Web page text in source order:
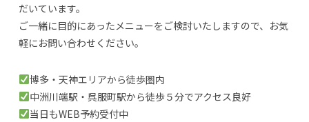
だいています。
ご一緒に目的にあったメニューをご検討いたしますので、お気
軽にお問い合わせください。
博多・天神エリアから徒歩圏内
中洲川端駅・呉服町駅から徒歩５分でアクセス良好
当日もWEB予約受付中